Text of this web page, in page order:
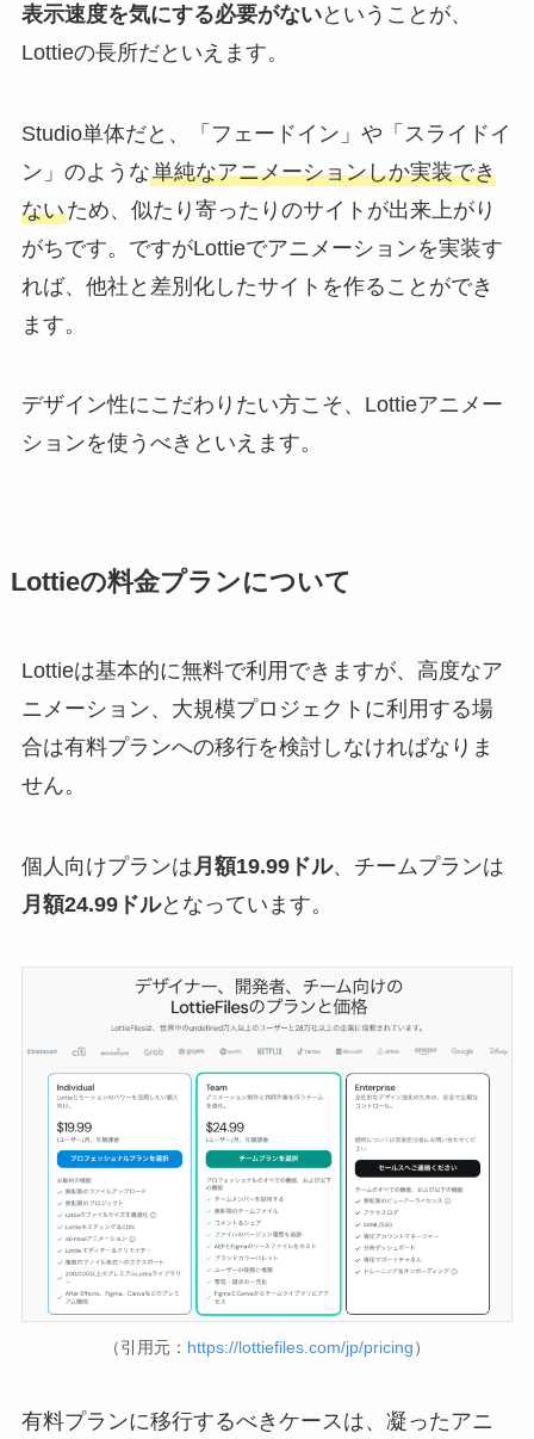
表示速度を気にする必要がないということが、
Lottieの長所だといえます。
Studio単体だと、「フェードイン」や「スライドイ
ン」のような単純なアニメーションしか実装でき
ないため、似たり寄ったりのサイトが出来上がり
がちです。ですがLottieでアニメーションを実装す
れば、他社と差別化したサイトを作ることができ
ます。
デザイン性にこだわりたい方こそ、Lottieアニメー
ションを使うべきといえます。
Lottieの料金プランについて
Lottieは基本的に無料で利用できますが、高度なア
ニメーション、大規模プロジェクトに利用する場
合は有料プランへの移行を検討しなければなりま
せん。
個人向けプランは月額19.99ドル、チームプランは
月額24.99ドルとなっています。
（引用元： https://lottiefiles.com/jp/pricing）
有料プランに移行するべきケースは、凝ったアニ